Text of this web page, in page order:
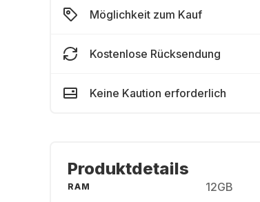
Möglichkeit zum Kauf
Kostenlose Rücksendung
Keine Kaution erforderlich
Produktdetails
RAM 12GB